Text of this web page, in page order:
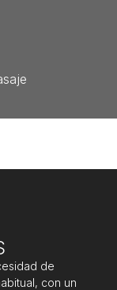
de
con un